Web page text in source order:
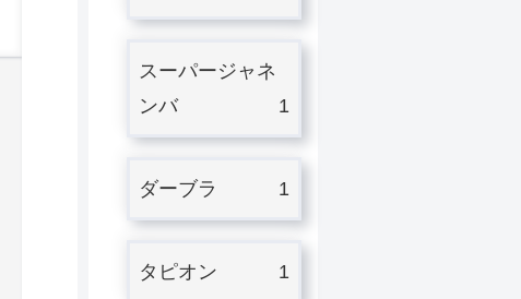
スーパージャネ
ンバ
1
ダーブラ 1
タピオン 1